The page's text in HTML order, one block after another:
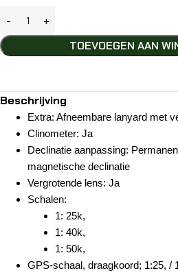
TOEVOEGEN AAN
Beschrijving
Extra: Afneembare lanyard met
Clinometer: Ja
Declinatie aanpassing:
magnetische declinatie
Vergrotende lens: Ja
Schalen:
1: 25k,
1: 40k,
1: 50k,
GPS-schaal, draagkoord; 1:25, /